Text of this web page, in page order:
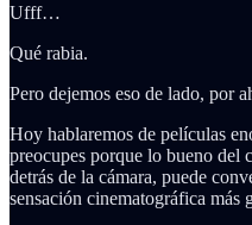
Ufff…
Qué rabia.
Pero dejemos eso de lado, por
Hoy hablaremos de películas
preocupes porque lo bueno del
detrás de la cámara, puede
sensación cinematográfica más